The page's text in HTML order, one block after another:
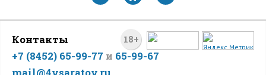
18+
Контакты
+7 (8452) 65-99-77 и 65-99-67
mail@4vsaratov.ru